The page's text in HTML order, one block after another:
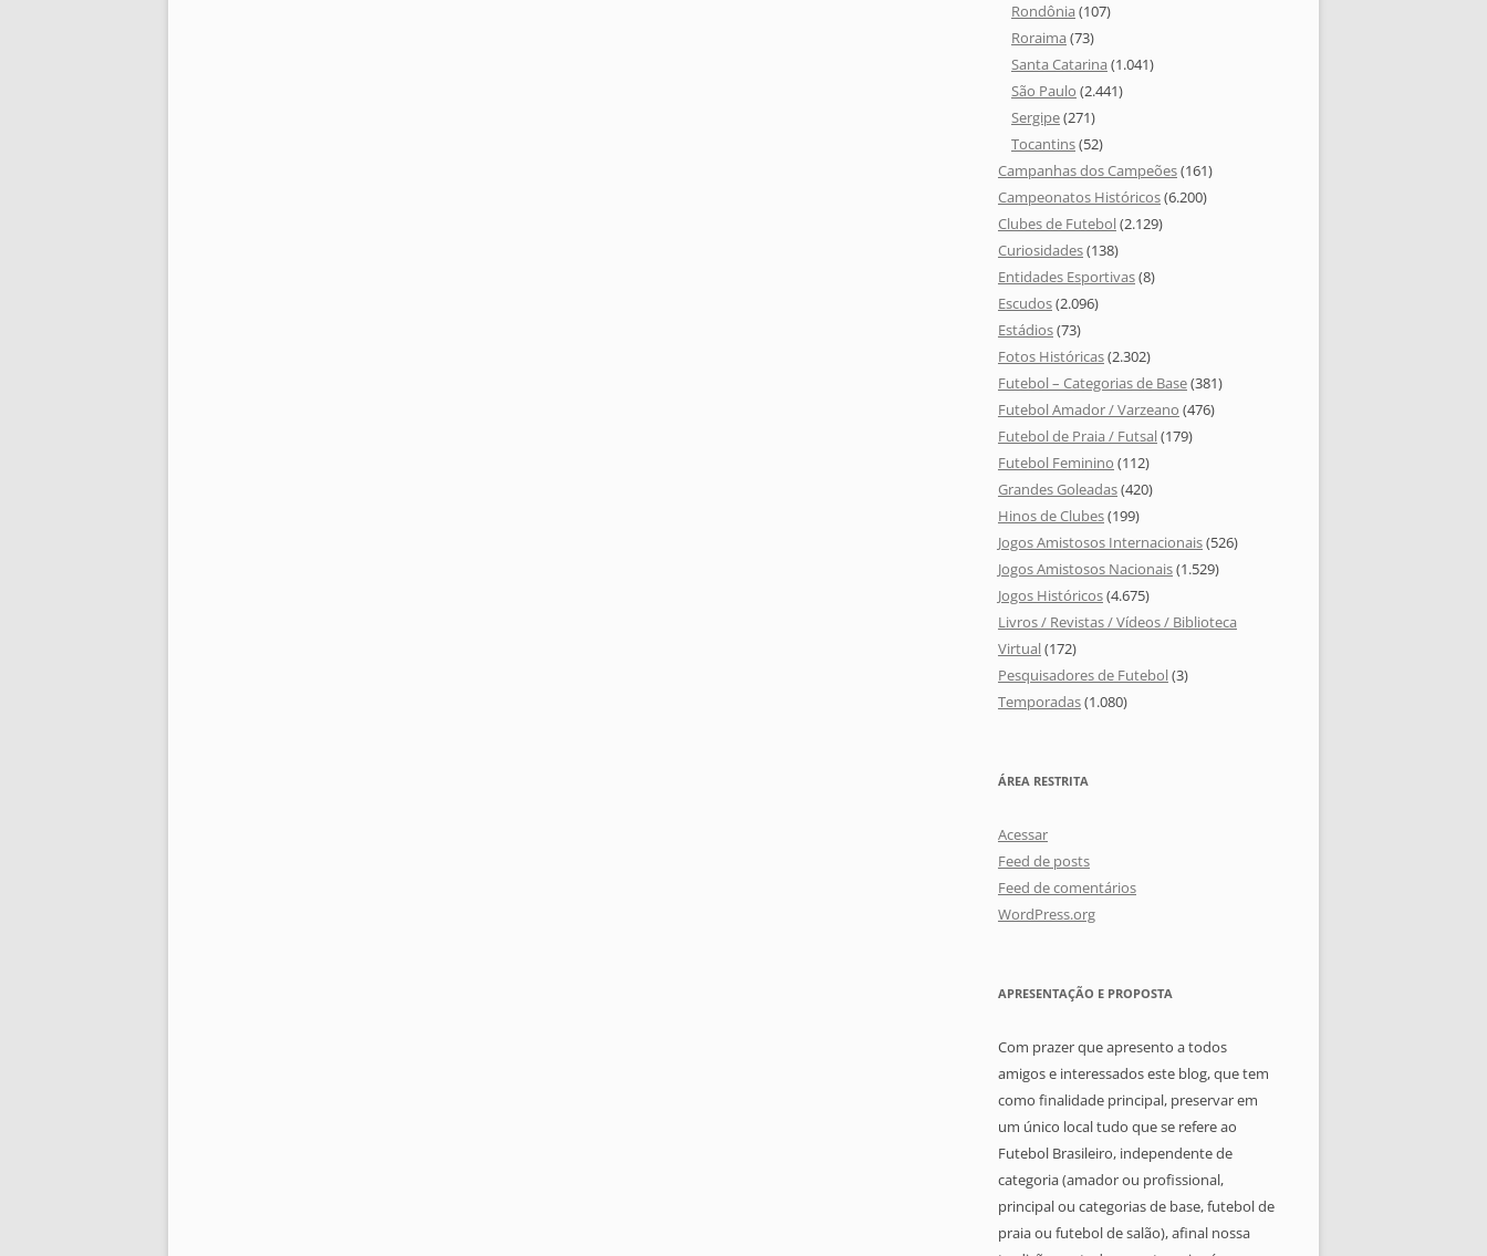
Rondônia (107)
Roraima (73)
Santa Catarina (1.041)
São Paulo (2.441)
Sergipe(271)
Tocantins(52)
Campanhas dos Campeões(161)
Campeonatos Históricos(6.200)
Clubes de Futebol(2.129)
Curiosidades(138)
Entidades Esportivas(8)
Escudos(2.096)
Estádios(73)
Fotos Históricas(2.302)
Futebol – Categorias de Base(381)
Futebol Amador / Varzeano (476)
Futebol de Praia / Futsal(179)
Futebol Feminino (112)
Grandes Goleadas(420)
Hinos de Clubes(199)
Jogos Amistosos Internacionais(526)
Jogos Amistosos Nacionais(1.529)
Jogos Históricos(4.675)
Livros / Revistas / Vídeos / Biblioteca
Virtual(172)
Pesquisadores de Futebol(3)
Temporadas(1.080)
ÁREA RESTRITA
Acessar
Feed de posts
Feed de comentários
WordPress.org
APRESENTAÇÃO E PROPOSTA
Com prazer que apresento a todos
amigos e interessados este blog, que tem
como finalidade principal, preservar em
um único local tudo que se refere ao
Futebol Brasileiro, independente de
categoria (amador ou profissional,
principal ou categorias de base, futebol de
praia ou futebol de salão), afinal nossa